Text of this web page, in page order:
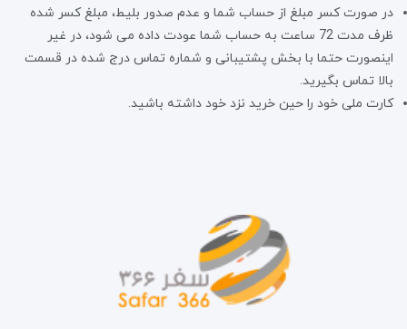
در صورت کسر مبلغ از حساب شما و عدم صدور بلیط، مبلغ کسر شده
ظرف مدت 72 ساعت به حساب شما عودت داده می شود، در غیر
اینصورت حتما با بخش پشتیبانی و شماره تماس درج شده در قسمت
بالا تماس بگیرید.
کارت ملی خود را حین خرید نزد خود داشته باشید.